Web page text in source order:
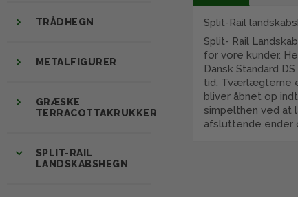
TRÅDHEGN
METALFIGURER
GRÆSKE
TERRACOTTAKRUKKER
SPLIT-RAIL
LANDSKABSHEGN
Split-Rail
Split- Rail
for vore kunder.
Dansk Standard
tid. Tværlægterne
bliver åbnet op
simpelthen ved at
afsluttende ender